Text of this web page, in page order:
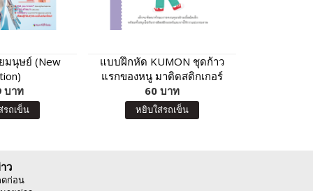
มนุษย์ (New
บาท
รถเข็น
แบบฝึกหัด KUMON ชุดก้าว
แรกของหนู มาติดสติกเกอร์
และแปะกระดาษกันเถอะ
60 บาท
หยิบใส่รถเข็น
ว
ก่อน